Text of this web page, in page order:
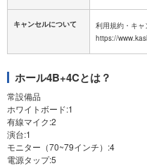
キャンセルについて
利用規約・キ
ホール4B+4Cとは？
常設備品
ホワイトボード:1
有線マイク:2
演台:1
モニター（70~79インチ）:4
電源タップ:5